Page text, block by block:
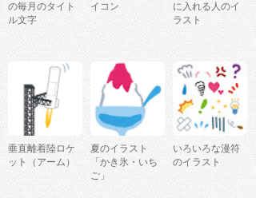
の毎月のタイト
ル文字
イコン
に入れる人のイ
ラスト
垂直離着陸ロケ
ット（アーム）
夏のイラスト
「かき氷・いち
ご」
いろいろな漫符
のイラスト